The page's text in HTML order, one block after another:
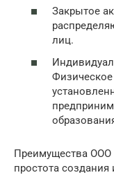
Закрытое
лиц.
Физическое
Преимущества ООО
простота